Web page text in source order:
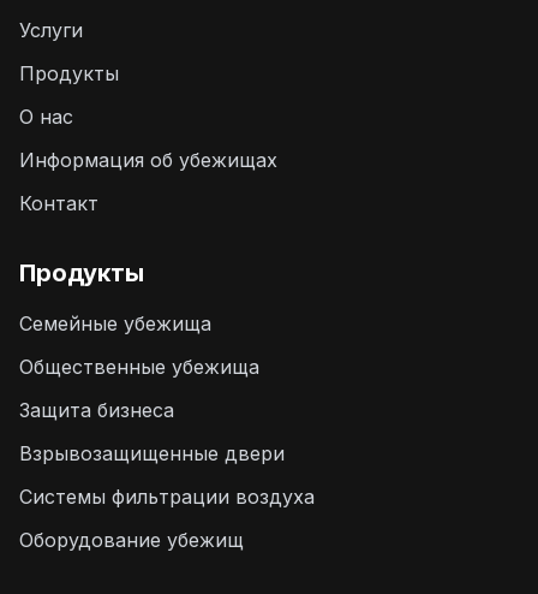
Услуги
Продукты
О нас
Информация об убежищах
Контакт
Продукты
Семейные убежища
Общественные убежища
Защита бизнеса
Взрывозащищенные двери
Системы фильтрации воздуха
Оборудование убежищ